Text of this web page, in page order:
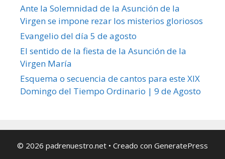
Ante la Solemnidad de la Asunción de la
Virgen se impone rezar los misterios gloriosos
Evangelio del día 5 de agosto
El sentido de la fiesta de la Asunción de la
Virgen María
Esquema o secuencia de cantos para este XIX
Domingo del Tiempo Ordinario | 9 de Agosto
© 2026 padrenuestro.net • Creado con GeneratePress